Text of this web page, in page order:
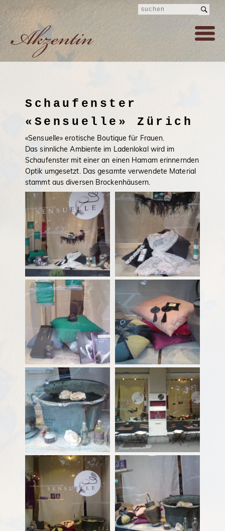
Schaufenster
«Sensuelle» Zürich
«Sensuelle» erotische Boutique für Frauen.
Das sinnliche Ambiente im Ladenlokal wird im
Schaufenster mit einer an einen Hamam erinnernden
Optik umgesetzt. Das gesamte verwendete Material
stammt aus diversen Brockenhäusern.